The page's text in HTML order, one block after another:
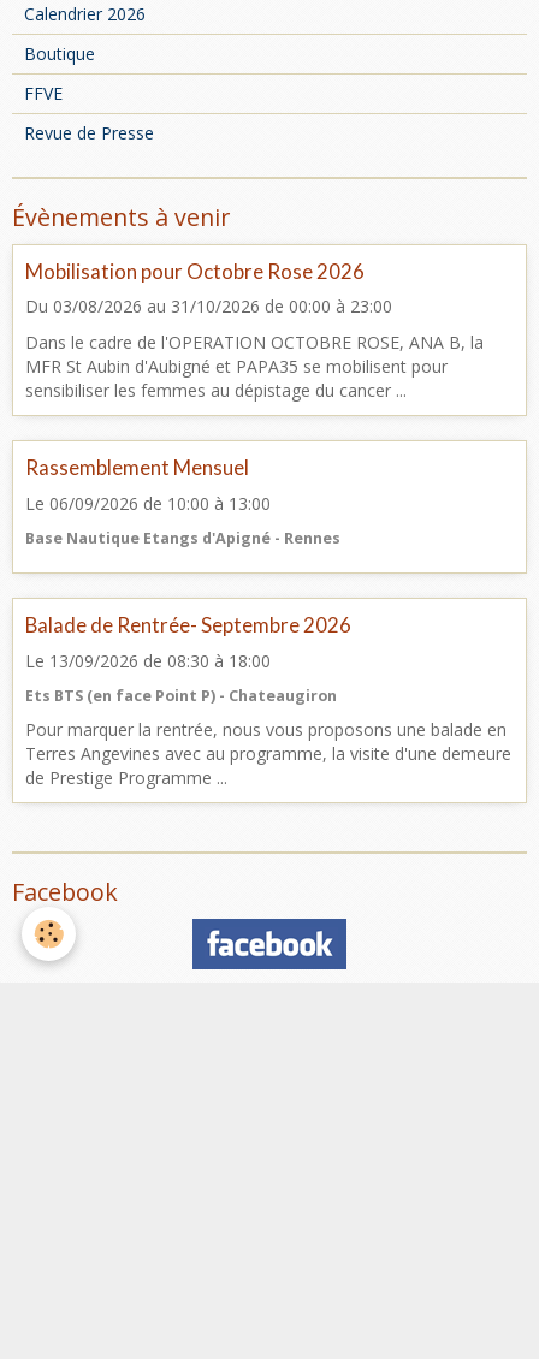
Calendrier 2026
Boutique
FFVE
Revue de Presse
Évènements à venir
Mobilisation pour Octobre Rose 2026
Du 03/08/2026 au 31/10/2026 de 00:00 à 23:00
Dans le cadre de l'OPERATION OCTOBRE ROSE, ANA B, la
MFR St Aubin d'Aubigné et PAPA35 se mobilisent pour
sensibiliser les femmes au dépistage du cancer ...
Rassemblement Mensuel
Le 06/09/2026 de 10:00 à 13:00
Base Nautique Etangs d'Apigné - Rennes
Balade de Rentrée- Septembre 2026
Le 13/09/2026 de 08:30 à 18:00
Ets BTS (en face Point P) - Chateaugiron
Pour marquer la rentrée, nous vous proposons une balade en
Terres Angevines avec au programme, la visite d'une demeure
de Prestige Programme ...
Facebook